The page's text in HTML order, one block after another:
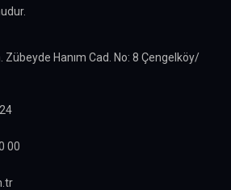
Zübeyde Hanım Cad. No: 8 Çengelköy/
00